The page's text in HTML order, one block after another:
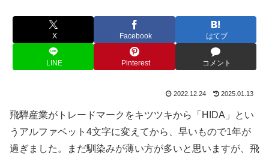
X Facebook はてブ
LINE Pinterest コメント
2022.12.24 2025.01.13
飛騨産業がトレードマークをキツツキから「HIDA」とい
うアルファベット4文字に変えてから、早いもので1年が
過ぎました。まだ馴染みが薄い方が多いと思いますが、飛